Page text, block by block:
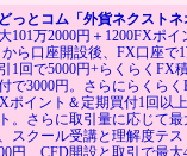
っとコム「外貨ネクストネ
大101万2000円＋1200FXポ
ら口座開設後、FX口座で
1回で5000円+らくらくFX
で3000円。さらにらくら
ポイント＆定期買付1回以
。さらに取引量に応じて最
スクール受講と理解度テ
円、CFD開設と取引で最大